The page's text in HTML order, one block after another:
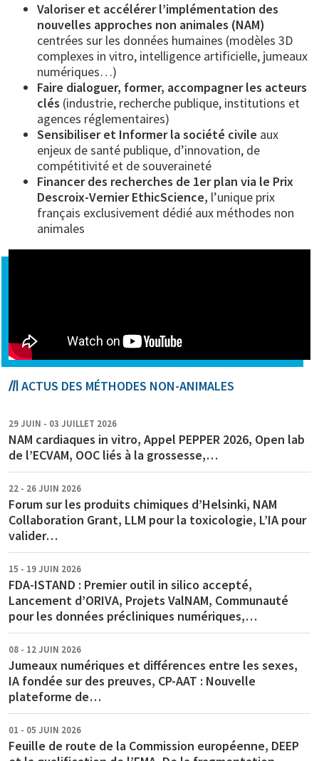
Valoriser et accélérer l’implémentation des
nouvelles approches non animales (NAM)
centrées sur les données humaines (modèles 3D
complexes in vitro, intelligence artificielle, jumeaux
numériques…)
Faire dialoguer, former, accompagner les acteurs
clés (industrie, recherche publique, institutions et
agences réglementaires)
Sensibiliser et Informer la société civile aux
enjeux de santé publique, d’innovation, de
compétitivité et de souveraineté
Financer des recherches de 1er plan via le Prix
Descroix-Vernier EthicScience, l’unique prix
français exclusivement dédié aux méthodes non
animales
ACTUS DES MÉTHODES NON-ANIMALES
29 JUIN - 03 JUILLET 2026
NAM cardiaques in vitro, Appel PEPPER 2026, Open lab
de l’ECVAM, OOC liés à la grossesse,…
22 - 26 JUIN 2026
Forum sur les produits chimiques d’Helsinki, NAM
Collaboration Grant, LLM pour la toxicologie, L’IA pour
valider…
15 - 19 JUIN 2026
FDA-ISTAND : Premier outil in silico accepté,
Lancement d’ORIVA, Projets ValNAM, Communauté
pour les données précliniques numériques,…
08 - 12 JUIN 2026
Jumeaux numériques et différences entre les sexes,
IA fondée sur des preuves, CP-AAT : Nouvelle
plateforme de…
01 - 05 JUIN 2026
Feuille de route de la Commission européenne, DEEP